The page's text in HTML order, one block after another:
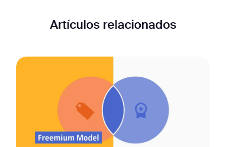
Artículos relacionados